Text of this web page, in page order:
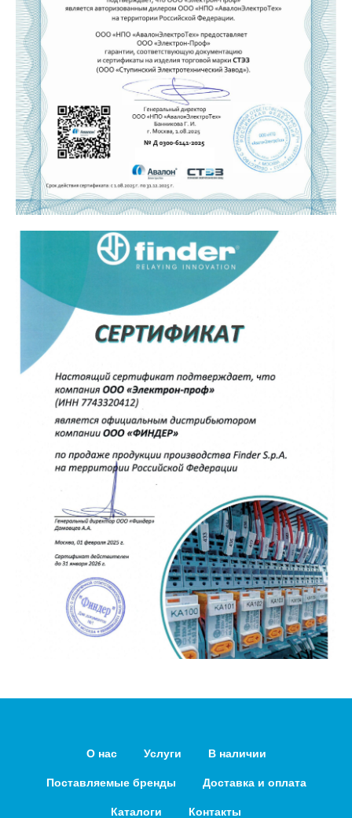
О нас Услуги В наличии
Поставляемые бренды Доставка и оплата
Каталоги Контакты